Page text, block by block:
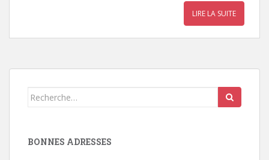
LIRE LA SUITE
Search
BONNES ADRESSES